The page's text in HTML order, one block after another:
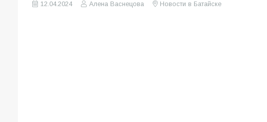
12.04.2024 Алена Васнецова Новости в Батайске